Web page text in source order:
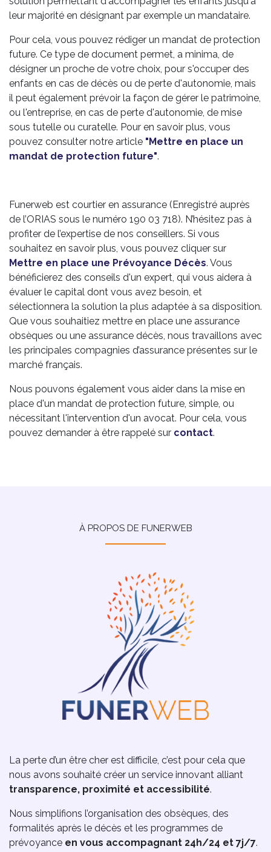
leur majorité en désignant par exemple un mandataire.
Pour cela, vous pouvez rédiger un mandat de protection
future. Ce type de document permet, a minima, de
désigner un proche de votre choix, pour s'occuper des
enfants en cas de décès ou de perte d'autonomie, mais
il peut également prévoir la façon de gérer le patrimoine,
ou l'entreprise, en cas de perte d'autonomie, de mise
sous tutelle ou curatelle. Pour en savoir plus, vous
pouvez consulter notre article "Mettre en place un
mandat de protection future".
Funerweb est courtier en assurance (Enregistré auprès
de l’ORIAS sous le numéro 190 03 718). N’hésitez pas à
profiter de l’expertise de nos conseillers. Si vous
souhaitez en savoir plus, vous pouvez cliquer sur
Mettre en place une Prévoyance Décès. Vous
bénéficierez des conseils d'un expert, qui vous aidera à
évaluer le capital dont vous avez besoin, et
sélectionnera la solution la plus adaptée à sa disposition.
Que vous souhaitiez mettre en place une assurance
obsèques ou une assurance décès, nous travaillons avec
les principales compagnies d’assurance présentes sur le
marché français.
Nous pouvons également vous aider dans la mise en
place d'un mandat de protection future, simple, ou
nécessitant l'intervention d'un avocat. Pour cela, vous
pouvez demander à être rappelé sur contact.
À PROPOS DE FUNERWEB
La perte d’un être cher est difficile, c’est pour cela que
nous avons souhaité créer un service innovant alliant
transparence, proximité et accessibilité.
Nous simplifions l’organisation des obsèques, des
formalités après le décès et les programmes de
prévoyance en vous accompagnant 24h/24 et 7j/7.